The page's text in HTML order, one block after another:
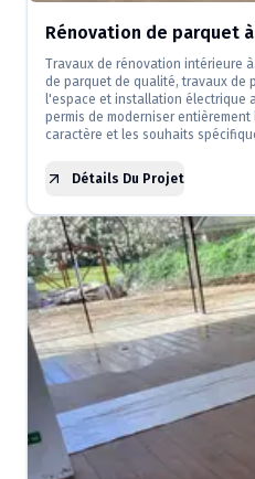
Rénovation de parquet
Travaux de rénovation intérieure
de parquet de qualité, travaux de
l'espace et installation électrique
permis de moderniser
caractère et les souhaits
Détails Du Projet